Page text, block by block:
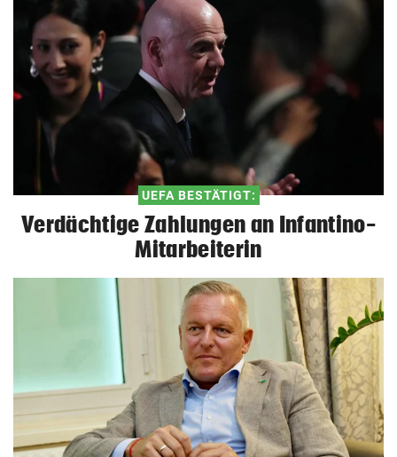
UEFA BESTÄTIGT:
Verdächtige Zahlungen an Infantino-
Mitarbeiterin